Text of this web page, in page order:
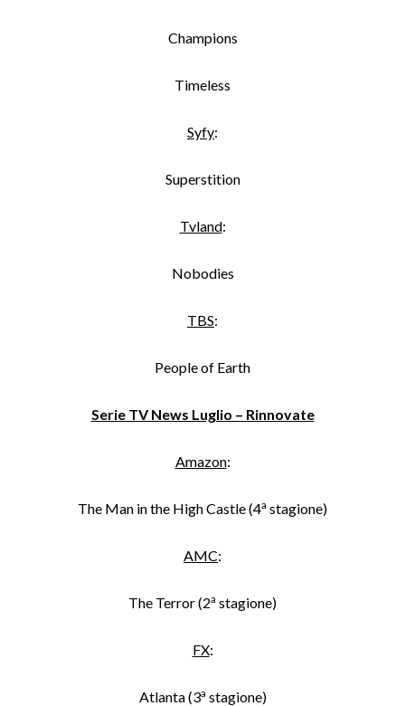
Champions
Timeless
Syfy:
Superstition
Tvland:
Nobodies
TBS:
People of Earth
Serie TV News Luglio – Rinnovate
Amazon:
The Man in the High Castle (4a stagione)
AMC:
The Terror (2a stagione)
FX:
Atlanta (3a stagione)